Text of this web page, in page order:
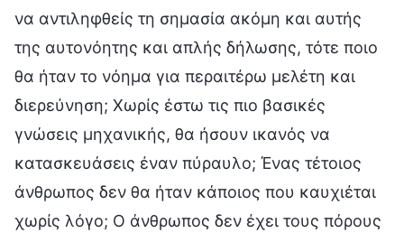
να αντιληφθείς τη σημασία ακόμη και αυτής
της αυτονόητης και απλής δήλωσης, τότε ποιο
θα ήταν το νόημα για περαιτέρω μελέτη και
διερεύνηση; Χωρίς έστω τις πιο βασικές
γνώσεις μηχανικής, θα ήσουν ικανός να
κατασκευάσεις έναν πύραυλο; Ένας τέτοιος
άνθρωπος δεν θα ήταν κάποιος που καυχιέται
χωρίς λόγο; Ο άνθρωπος δεν έχει τους πόρους